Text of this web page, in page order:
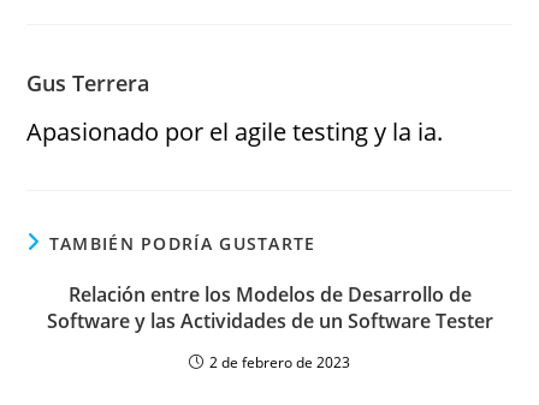
Gus Terrera
Apasionado por el agile testing y la ia.
TAMBIÉN PODRÍA GUSTARTE
Relación entre los Modelos de Desarrollo de
Software y las Actividades de un Software Tester
2 de febrero de 2023